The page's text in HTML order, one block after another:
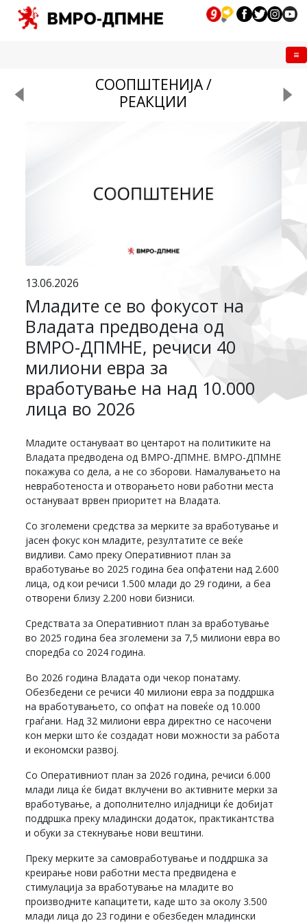
СООПШТЕНИЈА /
РЕАКЦИИ
13.06.2026
Младите се во фокусот на
Владата предводена од
ВМРО-ДПМНЕ, речиси 40
милиони евра за
вработување на над 10.000
лица во 2026
Младите остануваат во центарот на политиките на
Владата предводена од ВМРО-ДПМНЕ. ВМРО-ДПМНЕ
покажува со дела, а не со зборови. Намалувањето на
невработеноста и отворањето нови работни места
остануваат врвен приоритет на Владата.
Со зголемени средства за мерките за вработување и
јасен фокус кон младите, резултатите се веќе
видливи. Само преку Оперативниот план за
вработување во 2025 година беа опфатени над 2.600
лица, од кои речиси 1.500 млади до 29 години, а беа
отворени близу 2.200 нови бизниси.
Средствата за Оперативниот план за вработување
во 2025 година беа зголемени за 7,5 милиони евра во
споредба со 2024 година.
Во 2026 година Владата оди чекор понатаму.
Обезбедени се речиси 40 милиони евра за поддршка
на вработувањето, со опфат на повеќе од 10.000
граѓани. Над 32 милиони евра директно се насочени
кон мерки што ќе создадат нови можности за работа
и економски развој.
Со Оперативниот план за 2026 година, речиси 6.000
млади лица ќе бидат вклучени во активните мерки за
вработување, а дополнително илјадници ќе добијат
поддршка преку младински додаток, практикантства
и обуки за стекнување нови вештини.
Преку мерките за самовработување и поддршка за
креирање нови работни места предвидена е
стимулација за вработување на младите во
производните капацитети, каде што за околу 3.500
млади лица до 23 години е обезбеден младински